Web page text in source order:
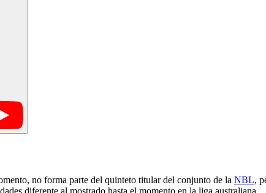
no forma parte del quinteto titular del conjunto de la NBL,
diferente al mostrado hasta el momento en la liga australiana.